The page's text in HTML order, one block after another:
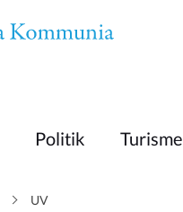
Politik Turisme
UV